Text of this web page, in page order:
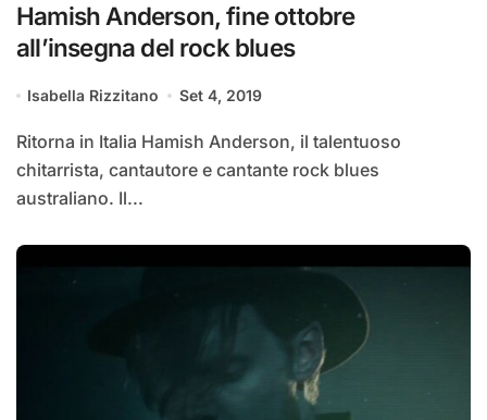
Hamish Anderson, fine ottobre
all’insegna del rock blues
Isabella Rizzitano Set 4, 2019
Ritorna in Italia Hamish Anderson, il talentuoso
chitarrista, cantautore e cantante rock blues
australiano. Il...